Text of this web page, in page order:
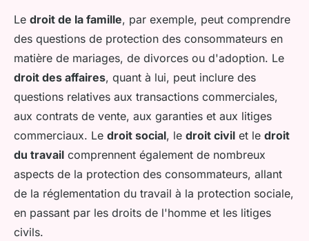
Le droit de la famille, par exemple, peut comprendre
des questions de protection des consommateurs en
matière de mariages, de divorces ou d'adoption. Le
droit des affaires, quant à lui, peut inclure des
questions relatives aux transactions commerciales,
aux contrats de vente, aux garanties et aux litiges
commerciaux. Le droit social, le droit civil et le droit
du travail comprennent également de nombreux
aspects de la protection des consommateurs, allant
de la réglementation du travail à la protection sociale,
en passant par les droits de l'homme et les litiges
civils.